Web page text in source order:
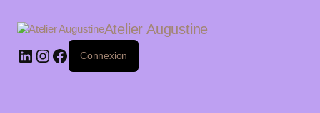
Atelier Augustine
Connexion